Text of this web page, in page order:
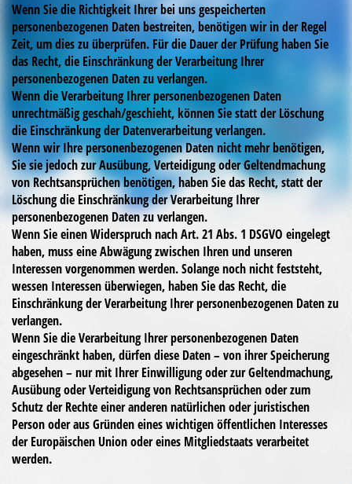
Wenn Sie die Richtigkeit Ihrer bei uns gespeicherten
personenbezogenen Daten bestreiten, benötigen wir in der Regel
Zeit, um dies zu überprüfen. Für die Dauer der Prüfung haben Sie
das Recht, die Einschränkung der Verarbeitung Ihrer
personenbezogenen Daten zu verlangen.
Wenn die Verarbeitung Ihrer personenbezogenen Daten
unrechtmäßig geschah/geschieht, können Sie statt der Löschung
die Einschränkung der Datenverarbeitung verlangen.
Wenn wir Ihre personenbezogenen Daten nicht mehr benötigen,
Sie sie jedoch zur Ausübung, Verteidigung oder Geltendmachung
von Rechtsansprüchen benötigen, haben Sie das Recht, statt der
Löschung die Einschränkung der Verarbeitung Ihrer
personenbezogenen Daten zu verlangen.
Wenn Sie einen Widerspruch nach Art. 21 Abs. 1 DSGVO eingelegt
haben, muss eine Abwägung zwischen Ihren und unseren
Interessen vorgenommen werden. Solange noch nicht feststeht,
wessen Interessen überwiegen, haben Sie das Recht, die
Einschränkung der Verarbeitung Ihrer personenbezogenen Daten zu
verlangen.
Wenn Sie die Verarbeitung Ihrer personenbezogenen Daten
eingeschränkt haben, dürfen diese Daten – von ihrer Speicherung
abgesehen – nur mit Ihrer Einwilligung oder zur Geltendmachung,
Ausübung oder Verteidigung von Rechtsansprüchen oder zum
Schutz der Rechte einer anderen natürlichen oder juristischen
Person oder aus Gründen eines wichtigen öffentlichen Interesses
der Europäischen Union oder eines Mitgliedstaats verarbeitet
werden.